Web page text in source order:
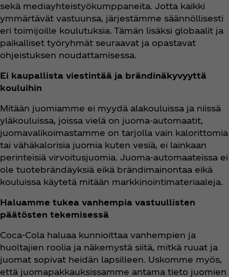
sekä mediayhteistyökumppaneita. Jotta kaikki
ymmärtävät vastuunsa, järjestämme säännöllisesti
eri toimijoille koulutuksia. Tämän lisäksi globaalit ja
paikalliset työryhmät seuraavat ja opastavat
ohjeistuksen noudattamisessa.
Ei kaupallista viestintää ja brändinäkyvyyttä
kouluihin
Mitään juomiamme ei myydä alakouluissa ja niissä
yläkouluissa, joissa vielä on juoma-automaatit,
juomavalikoimastamme on tarjolla vain kalorittomia
tai vähäkalorisia juomia kuten vesiä, ei lainkaan
perinteisiä virvoitusjuomia. Juoma-automaateissa ei
ole tuotebrändäyksiä eikä brändimainontaa eikä
kouluissa käytetä mitään markkinointimateriaaleja.
Haluamme tukea vanhempia vastuullisten
päätösten tekemisessä
Coca‑Cola haluaa kunnioittaa vanhempien ja
huoltajien roolia ja näkemystä siitä, mitkä ruuat ja
juomat sopivat heidän lapsilleen. Uskomme myös,
että juomapakkauksissamme antama tieto juomien